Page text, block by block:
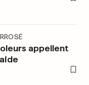
appellent